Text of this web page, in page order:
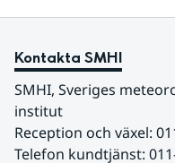
Kontakta SMHI
SMHI, Sveriges
institut
Reception och växel:
Telefon kundtjänst: